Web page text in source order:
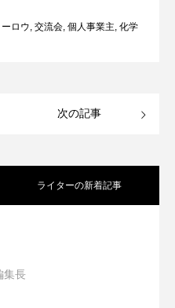
ロウ, 交流会, 個人事業主, 化学
次の記事
ライターの新着記事
集長